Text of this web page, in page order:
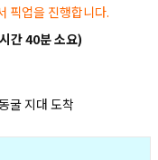
픽업을 진행합니다.
간 40분 소요)
굴 지대 도착